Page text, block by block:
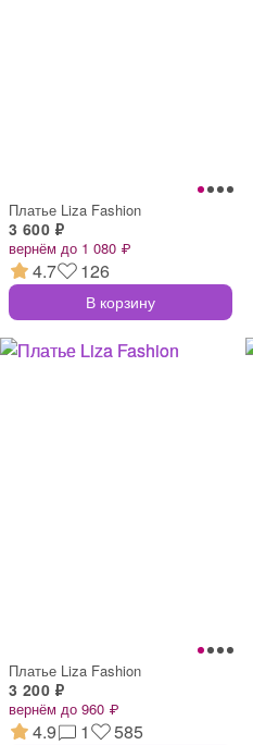
Платье Liza Fashion
3 600 ₽
вернём до 1 080 ₽
4.7 126
В корзину
Платье Liza Fashion
3 200 ₽
вернём до 960 ₽
4.9 1 585